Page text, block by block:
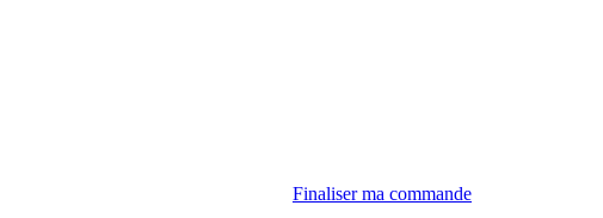
Finaliser ma commande